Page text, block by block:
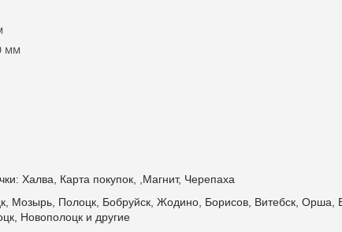
мм
Халва, Карта покупок, ,Магнит, Черепаха
Мозырь, Полоцк, Бобруйск, Жодино, Борисов, Витебск, Орша,
Новополоцк и другие